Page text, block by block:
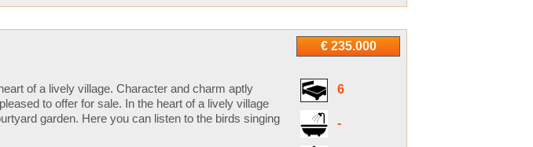
€ 235.000
6
-
of a lively village. Character and charm aptly
to offer for sale. In the heart of a lively village
garden. Here you can listen to the birds singing